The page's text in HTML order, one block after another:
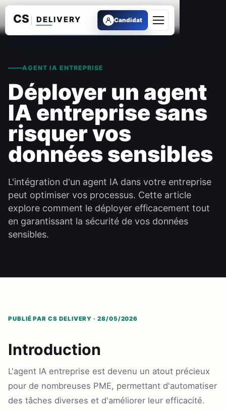
Candidat
Ouvrir le menu
AGENT IA ENTREPRISE
Déployer un agent
IA entreprise sans
risquer vos
données sensibles
L'intégration d'un agent IA dans votre entreprise
peut optimiser vos processus. Cette article
explore comment le déployer efficacement tout
en garantissant la sécurité de vos données
sensibles.
PUBLIÉ PAR CS DELIVERY · 28/05/2026
Introduction
L'agent IA entreprise est devenu un atout précieux
pour de nombreuses PME, permettant d'automatiser
des tâches diverses et d'améliorer leur efficacité.